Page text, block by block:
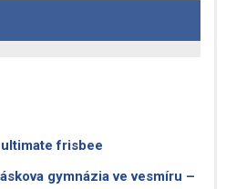
frisbee
gymnázia ve vesmíru –